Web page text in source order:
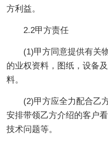
方利益。
2.2甲方责任
(1)甲方同意提供有关
的业权资料，图纸，设备
料。
(2)甲方应全力配合乙
安排带领乙方介绍的客户
技术问题等。